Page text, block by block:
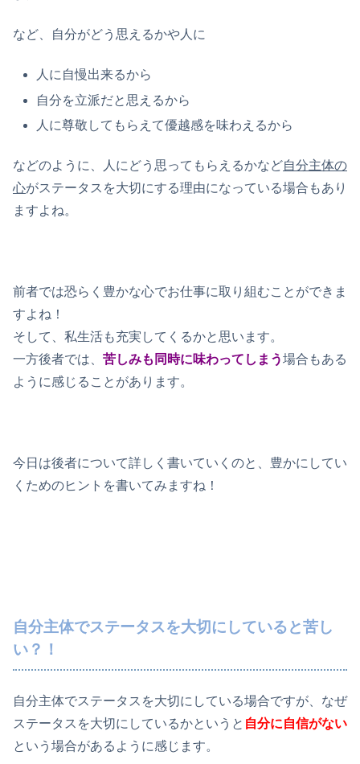
など、自分がどう思えるかや人に
人に自慢出来るから
自分を立派だと思えるから
人に尊敬してもらえて優越感を味わえるから
などのように、人にどう思ってもらえるかなど自分主体の
心がステータスを大切にする理由になっている場合もあり
ますよね。
前者では恐らく豊かな心でお仕事に取り組むことができま
すよね！
そして、私生活も充実してくるかと思います。
一方後者では、 苦しみも同時に味わってしまう場合もある
ように感じることがあります。
今日は後者について詳しく書いていくのと、豊かにしてい
くためのヒントを書いてみますね！
自分主体でステータスを大切にしていると苦し
い？！
自分主体でステータスを大切にしている場合ですが、なぜ
ステータスを大切にしているかというと 自分に自信がない
という場合があるように感じます。